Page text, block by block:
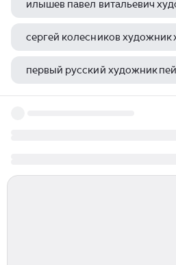
илышев павел витальевич
сергей колесников художник
первый русский художник